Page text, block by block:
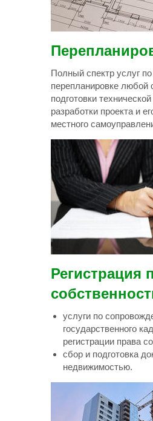
Полный спектр услуг
перепланировке любой
подготовки
разработки проекта и
местного
Регистрация
услуги по
государственного
регистрации права
сбор и подготовка
недвижимостью.